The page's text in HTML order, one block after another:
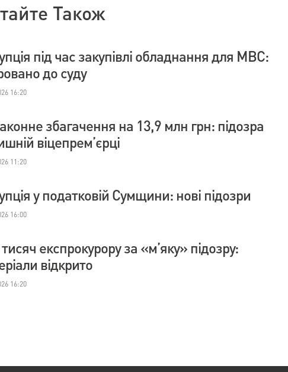
Також
під час закупівлі обладнання для МВС:
до суду
16:20
збагачення на 13,9 млн грн: підозра
віцепрем’єрці
11:20
у податковій Сумщини: нові підозри
16:00
експрокурору за «м’яку» підозру:
відкрито
16:20